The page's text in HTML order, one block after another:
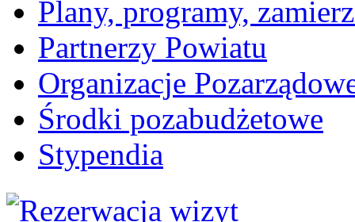
Plany, programy,
Partnerzy Powiatu
Organizacje
Środki pozabudżetowe
Stypendia